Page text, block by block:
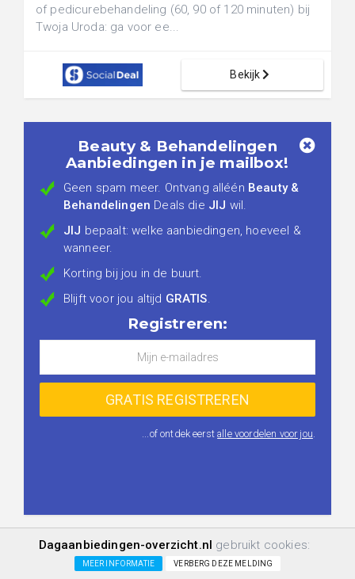
of pedicurebehandeling (60, 90 of 120 minuten) bij
Twoja Uroda: ga voor ee...
Bekijk
Beauty & Behandelingen
Aanbiedingen in je mailbox!
Geen spam meer. Ontvang alléén Beauty &
Behandelingen Deals die JIJ wil.
JIJ bepaalt: welke aanbiedingen, hoeveel &
wanneer.
Korting bij jou in de buurt.
Blijft voor jou altijd GRATIS.
Registreren:
...of ontdek eerstalle voordelen voor jou.
Dagaanbiedingen-overzicht.nl gebruikt cookies:
MEER INFORMATIE VERBERG DEZE MELDING